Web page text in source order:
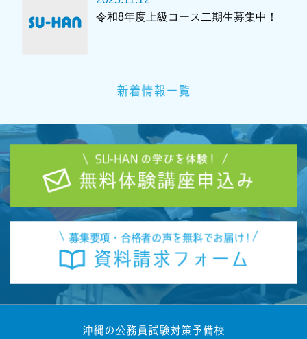
令和8年度上級コース二期生募集中！
新着情報一覧
沖縄の公務員試験対策予備校